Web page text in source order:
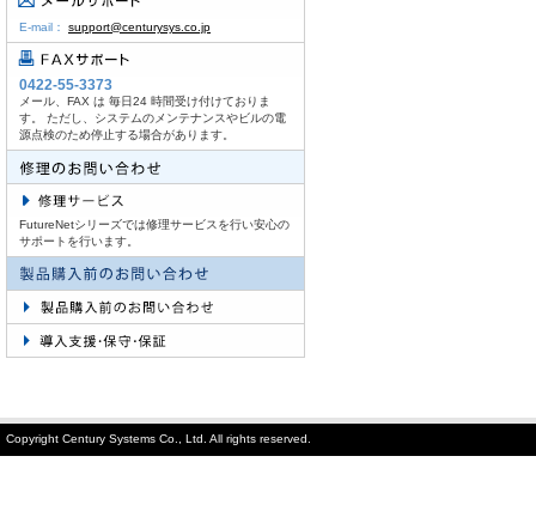
E-mail： support@centurysys.co.jp
0422-55-3373
メール、FAX は 毎日24 時間受け付けておりま
す。 ただし、システムのメンテナンスやビルの電
源点検のため停止する場合があります。
FutureNetシリーズでは修理サービスを行い安心の
サポートを行います。
Copyright Century Systems Co., Ltd. All rights reserved.